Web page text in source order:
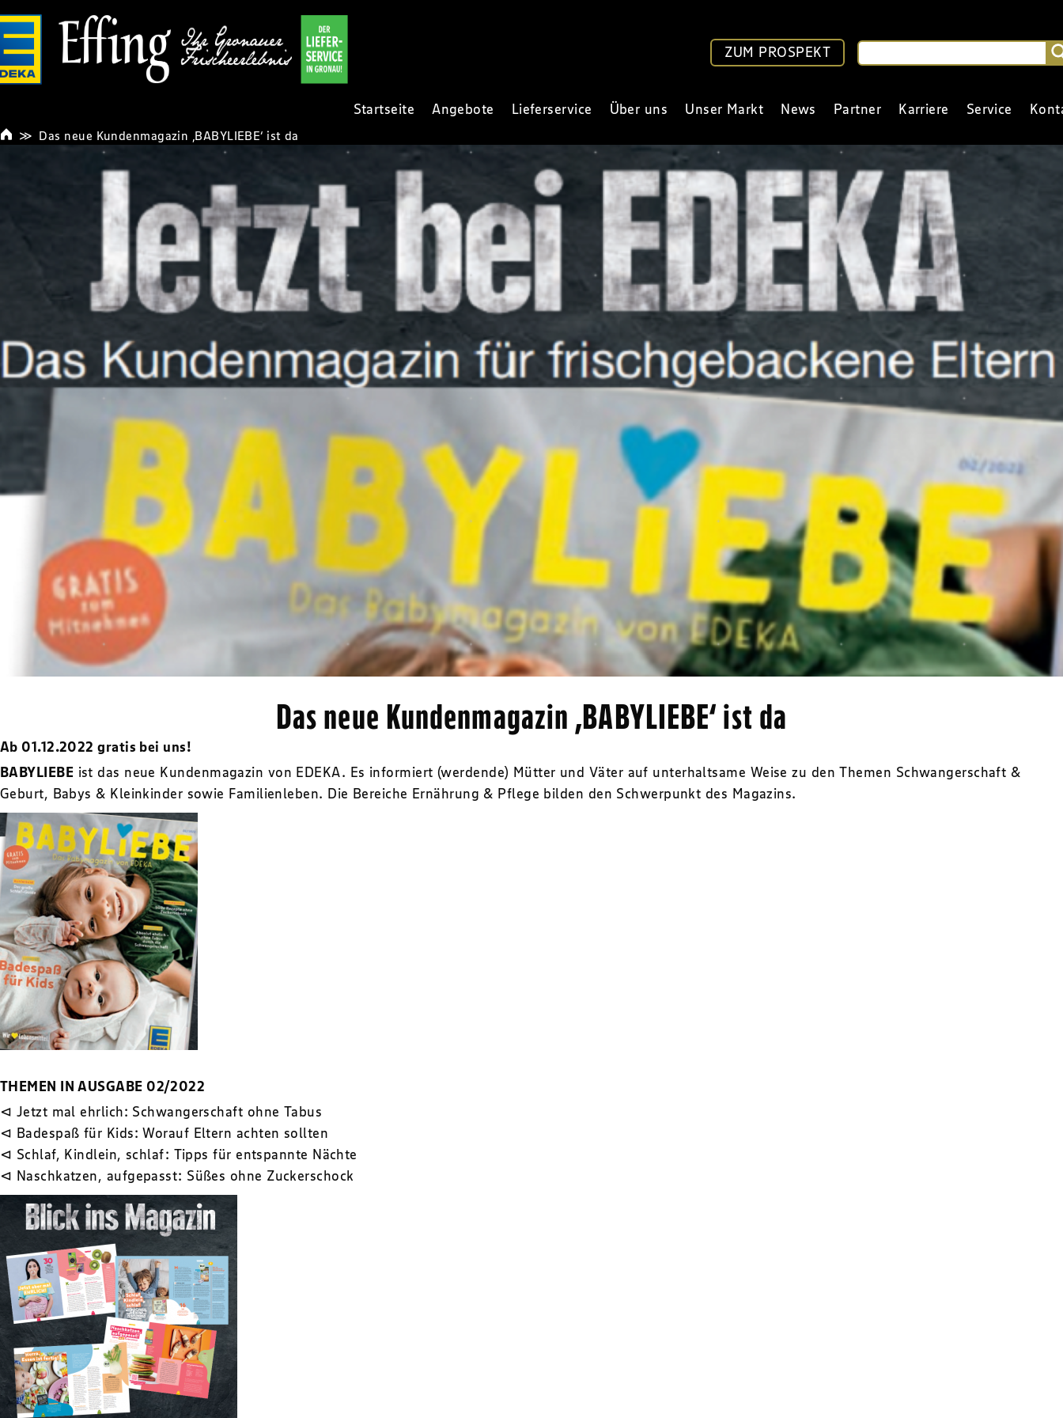
ZUM PROSPEKT
Startseite Angebote Lieferservice Über uns Unser Markt News Partner Karriere Service
Das neue Kundenmagazin ‚BABYLIEBE‘ ist da
Das neue Kundenmagazin ‚BABYLIEBE‘ ist da
Ab 01.12.2022 gratis bei uns!
BABYLIEBE ist das neue Kundenmagazin von EDEKA. Es informiert (werdende) Mütter und Väter auf unterhaltsame Weise zu den Themen Schwangerschaft &
Geburt, Babys & Kleinkinder sowie Familienleben. Die Bereiche Ernährung & Pflege bilden den Schwerpunkt des Magazins.
THEMEN IN AUSGABE 02/2022
⊲ Jetzt mal ehrlich: Schwangerschaft ohne Tabus
⊲ Badespaß für Kids: Worauf Eltern achten sollten
⊲ Schlaf, Kindlein, schlaf: Tipps für entspannte Nächte
⊲ Naschkatzen, aufgepasst: Süßes ohne Zuckerschock